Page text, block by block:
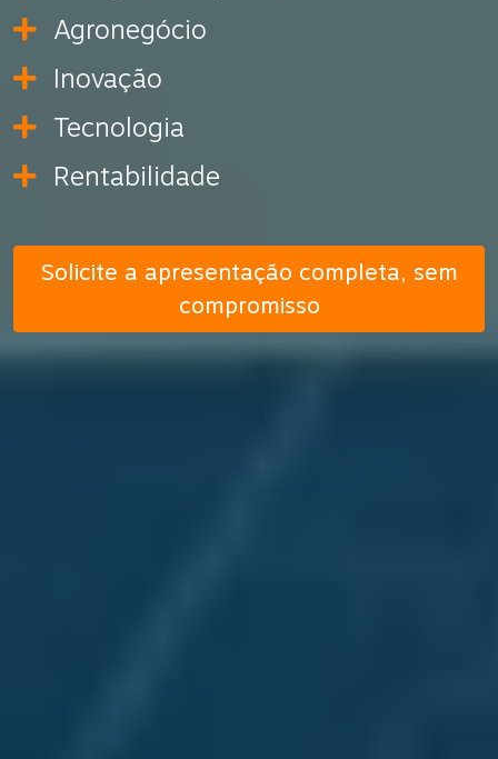
Agronegócio
Inovação
Tecnologia
Rentabilidade
Solicite a apresentação completa, sem
compromisso